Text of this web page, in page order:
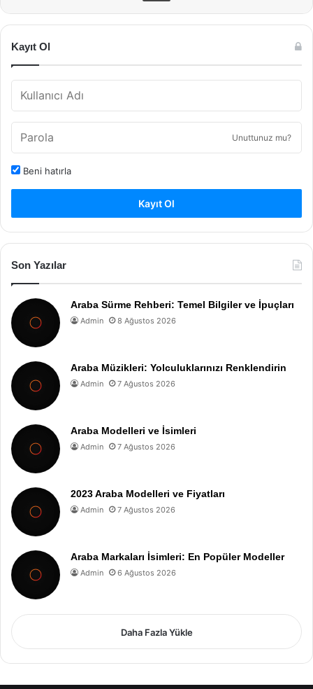
Kayıt Ol
Unuttunuz mu?
Beni hatırla
Kayıt Ol
Son Yazılar
Araba Sürme Rehberi: Temel Bilgiler ve İpuçları
Admin 8 Ağustos 2026
Araba Müzikleri: Yolculuklarınızı Renklendirin
Admin 7 Ağustos 2026
Araba Modelleri ve İsimleri
Admin 7 Ağustos 2026
2023 Araba Modelleri ve Fiyatları
Admin 7 Ağustos 2026
Araba Markaları İsimleri: En Popüler Modeller
Admin 6 Ağustos 2026
Daha Fazla Yükle